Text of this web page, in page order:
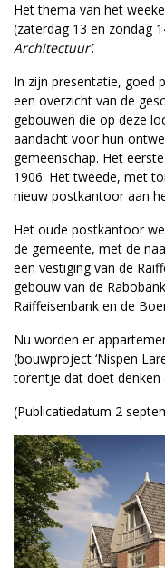
Het thema van het
(zaterdag 13 en zondag
Architectuur’.
In zijn presentatie, goed
een overzicht van de
gebouwen die op deze
aandacht voor hun
gemeenschap. Het
1906. Het tweede, met
nieuw postkantoor aan
Het oude postkantoor
de gemeente, met de
een vestiging van de
gebouw van de
Raiffeisenbank en de
Nu worden er
(bouwproject ‘Nispen
torentje dat doet
(Publicatiedatum 2